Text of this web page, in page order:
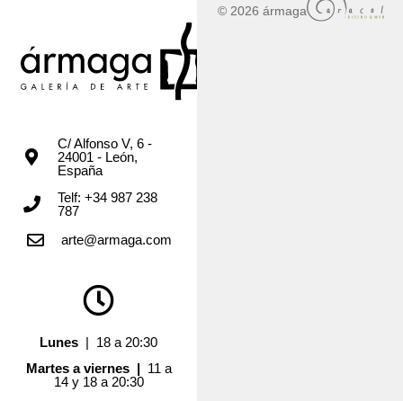
C/ Alfonso V, 6 -
24001 - León,
España
Telf: +34 987 238
787
arte@armaga.com
Lunes | 18 a 20:30
Martes a viernes | 11 a
14 y 18 a 20:30
© 2026 ármaga